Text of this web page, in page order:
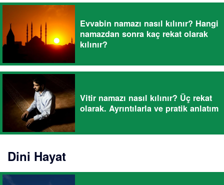
Evvabin namazı nasıl kılınır? Hangi
namazdan sonra kaç rekat olarak
kılınır?
Vitir namazı nasıl kılınır? Üç rekat
olarak. Ayrıntılarla ve pratik anlatım
Dini Hayat